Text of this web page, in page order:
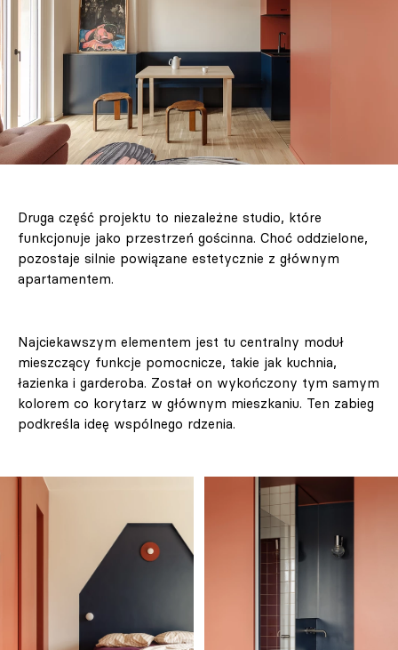
Druga część projektu to niezależne studio, które
funkcjonuje jako przestrzeń gościnna. Choć oddzielone,
pozostaje silnie powiązane estetycznie z głównym
apartamentem.
Najciekawszym elementem jest tu centralny moduł
mieszczący funkcje pomocnicze, takie jak kuchnia,
łazienka i garderoba. Został on wykończony tym samym
kolorem co korytarz w głównym mieszkaniu. Ten zabieg
podkreśla ideę wspólnego rdzenia.